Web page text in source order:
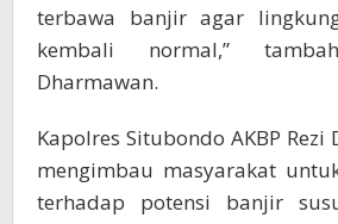
terbawa banjir agar
kembali normal,”
Dharmawan.
Kapolres Situbondo AKBP
mengimbau masyarakat
terhadap potensi banjir